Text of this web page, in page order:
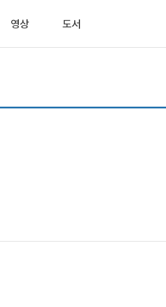
영상 도서